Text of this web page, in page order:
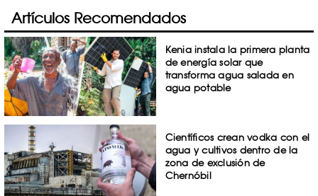
Artículos Recomendados
Kenia instala la primera planta
de energía solar que
transforma agua salada en
agua potable
Científicos crean vodka con el
agua y cultivos dentro de la
zona de exclusión de
Chernóbil